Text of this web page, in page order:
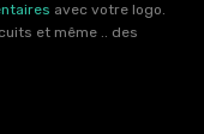
avec votre logo.
et même .. des